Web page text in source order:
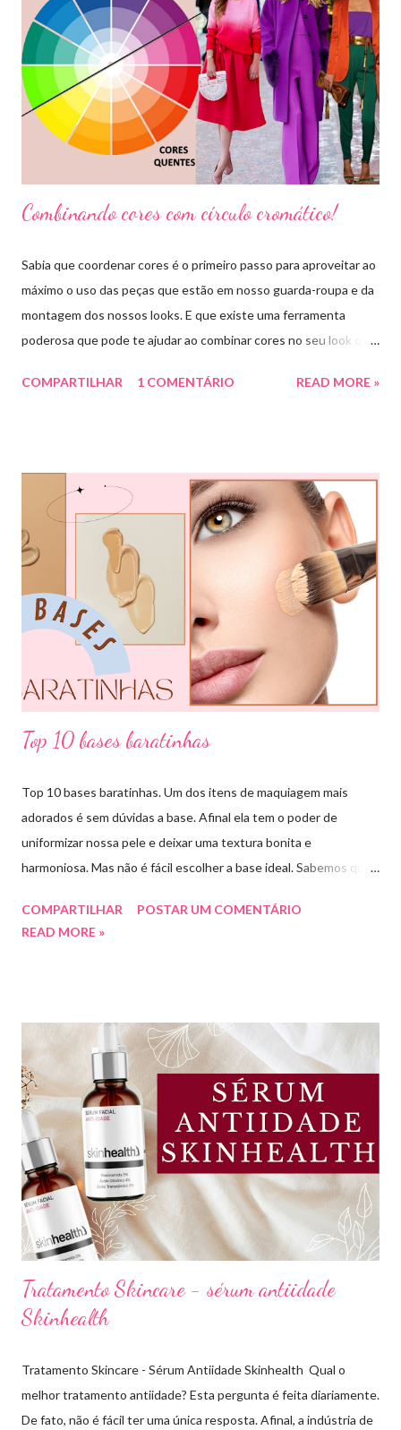
Combinando cores com círculo cromático!
Sabia que coordenar cores é o primeiro passo para aproveitar ao
máximo o uso das peças que estão em nosso guarda-roupa e da
montagem dos nossos looks. E que existe uma ferramenta
poderosa que pode te ajudar ao combinar cores no seu look que
divido em 12 pedaços, onde cada um pedaço apresenta uma cor,
para nossos looks criando produções incríveis. Essa ferramenta
é super usada por profissionais da moda, porém qualquer pessoa
pode usar e garanto pra vocês que ajuda muitooo! Bora conferir
algumas das combinações de cores que podemos fazer com o
círculo cromático: COMBINAÇÃO MONOCROMÁTICA: uma
única cor ou a combinação de tom sobre tom (entre variação de
claro e escuro dessa mesma cor). COMBINAÇÃO ANÁLOGA:
COMPARTILHAR 1 COMENTÁRIO READ MORE »
Top 10 bases baratinhas
Top 10 bases baratinhas. Um dos itens de maquiagem mais
adorados é sem dúvidas a base. Afinal ela tem o poder de
uniformizar nossa pele e deixar uma textura bonita e
harmoniosa. Mas não é fácil escolher a base ideal. Sabemos que
hoje eu trouxe uma top lista com 10 bases nacionais com ótimo
Lima. Compartilhando dicas de produtos, resenhas, rotinas de
beleza, bem-estar e autoestima. TOP 10 BASES BARATINHAS
Escolher uma boa base para a maquiagem não é algo tão simples.
Afinal temos que avaliar para qual tipo de pele, tonalidade,
subtom, ativos (se for o caso) e ainda o preço. Neste vídeo do
meu canal mostrei como vocês podem comprar uma base sem
errar na cor. É um site que tem salvado minha vida,...
COMPARTILHAR
POSTAR UM COMENTÁRIO
READ MORE »
Tratamento Skincare - sérum antiidade
Skinhealth
Tratamento Skincare - Sérum Antiidade Skinhealth Qual o
melhor tratamento antiidade? Esta pergunta é feita diariamente.
De fato, não é fácil ter uma única resposta. Afinal, a indústria de